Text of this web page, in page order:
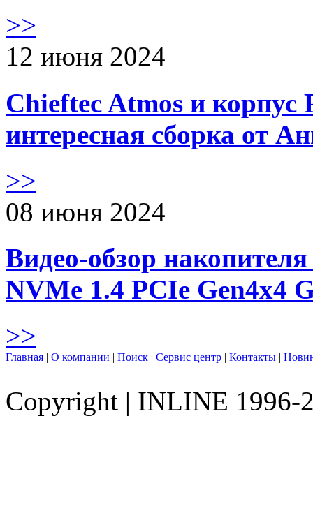
>>
12 июня 2024
Chieftec Atmos и корпус
интересная сборка от
>>
08 июня 2024
Видео-обзор
NVMe 1.4 PCIe Gen4х4
>>
Главная | О компании | Поиск | Сервис центр | Контакты |
Copyright | INLINE 1996-